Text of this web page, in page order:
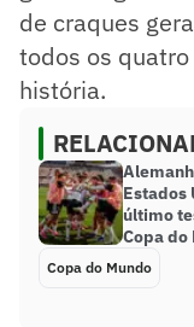
de craques
todos os
história.
Estados
último
Copa do
Copa do Mundo